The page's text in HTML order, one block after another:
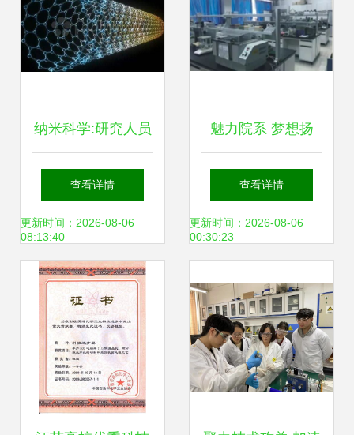
中的应用
纳米科学:研究人员
直接首次证明了稳
定的超长1D碳链!
查看详情
更新时间：2026-08-06
08:13:40
魅力院系 梦想扬
帆，学在食化
查看详情
更新时间：2026-08-06
00:30:23